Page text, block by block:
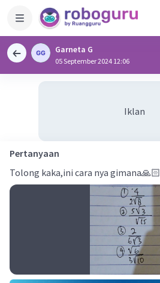
Garneta G
05 September 2024 12:06
Iklan
Pertanyaan
Tolong kaka,ini cara nya gimana🙏🏻